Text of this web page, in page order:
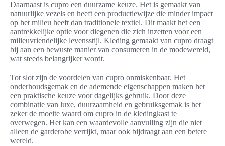
Daarnaast is cupro een duurzame keuze. Het is gemaakt van
natuurlijke vezels en heeft een productiewijze die minder impact
op het milieu heeft dan traditionele textiel. Dit maakt het een
aantrekkelijke optie voor diegenen die zich inzetten voor een
milieuvriendelijke levensstijl. Kleding gemaakt van cupro draagt
bij aan een bewuste manier van consumeren in de modewereld,
wat steeds belangrijker wordt.
Tot slot zijn de voordelen van cupro onmiskenbaar. Het
onderhoudsgemak en de ademende eigenschappen maken het
een praktische keuze voor dagelijks gebruik. Door deze
combinatie van luxe, duurzaamheid en gebruiksgemak is het
zeker de moeite waard om cupro in de kledingkast te
overwegen. Het kan een waardevolle aanvulling zijn die niet
alleen de garderobe verrijkt, maar ook bijdraagt aan een betere
wereld.